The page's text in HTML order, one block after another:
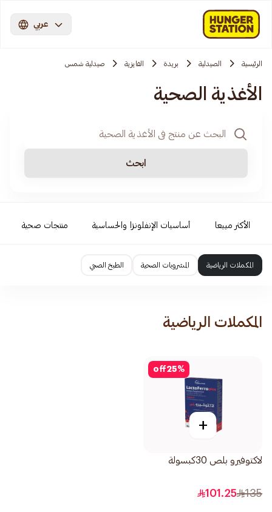
عربي
الرئيسية الصيدلية بريدة الفايزية صيدلية شمس
الأغذية الصحية
ابحث
الأكثر مبيعا أساسيات الإنفلونزا والحساسية منتجات صحية
المكملات الرياضية المشروبات الصحية الطبخ الصحي
المكملات الرياضية
25%
off
+
لاكتوفيرو بلص 30كبسولة
135
101.25